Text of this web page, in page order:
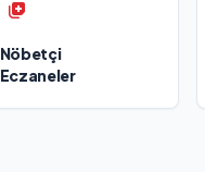
Nöbetçi
Eczaneler